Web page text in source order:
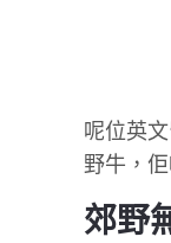
呢位英
野牛，
郊野